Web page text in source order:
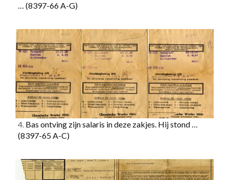
… (8397-66 A-G)
4. Bas ontving zijn salaris in deze zakjes. Hij stond …
(8397-65 A-C)